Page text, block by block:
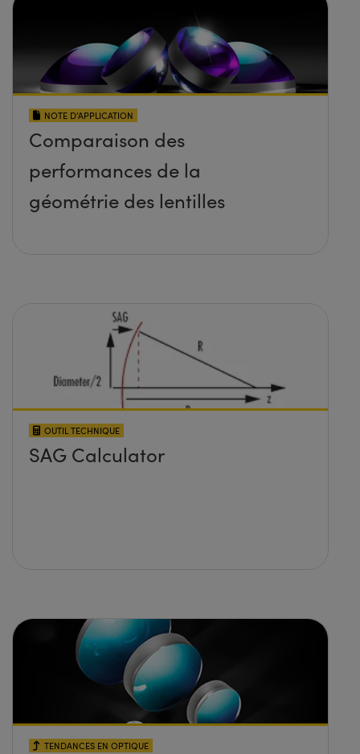
NOTE D’APPLICATION
Comparaison des
performances de la
géométrie des lentilles
OUTIL TECHNIQUE
SAG Calculator
TENDANCES EN OPTIQUE